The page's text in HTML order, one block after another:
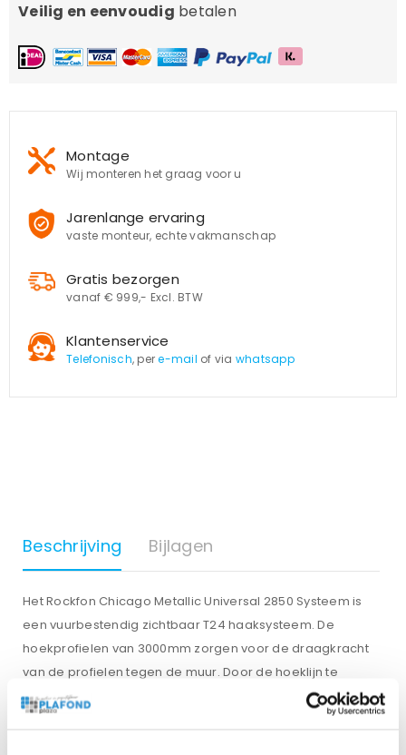
Veilig en eenvoudig betalen
Montage
Wij monteren het graag voor u
Jarenlange ervaring
vaste monteur, echte vakmanschap
Gratis bezorgen
vanaf € 999,- Excl. BTW
Klantenservice
Telefonisch, pere-mail of via whatsapp
Beschrijving Bijlagen
Het Rockfon Chicago Metallic Universal 2850 Systeem is
een vuurbestendig zichtbaar T24 haaksysteem. De
hoekprofielen van 3000mm zorgen voor de draagkracht
van de profielen tegen de muur. Door de hoeklijn te
monteren zorgt u ervoor dat het zicht van het
systeemplafond mooi afgewerkt wordt. Deze worden